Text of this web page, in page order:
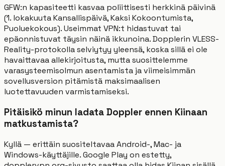
GFW:n kapasiteetti kasvaa poliittisesti herkkinä päivinä
(1. lokakuuta Kansallispäivä, Kaksi Kokoontumista,
Puoluekokous). Useimmat VPN:t hidastuvat tai
epäonnistuvat täysin näinä ikkunoina. Dopplerin VLESS-
Reality-protokolla selviytyy yleensä, koska sillä ei ole
havaittavaa allekirjoitusta, mutta suosittelemme
varasysteemisolmun asentamista ja viimeisimmän
sovellusversion pitämistä maksimaalisen
luotettavuuden varmistamiseksi.
Pitäisikö minun ladata Doppler ennen Kiinaan
matkustamista?
Kyllä — erittäin suositeltavaa Android-, Mac- ja
Windows-käyttäjille. Google Play on estetty,